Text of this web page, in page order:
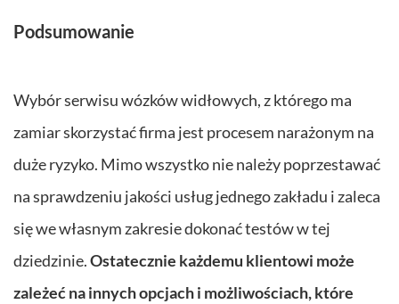
Podsumowanie
Wybór serwisu wózków widłowych, z którego ma
zamiar skorzystać firma jest procesem narażonym na
duże ryzyko. Mimo wszystko nie należy poprzestawać
na sprawdzeniu jakości usług jednego zakładu i zaleca
się we własnym zakresie dokonać testów w tej
dziedzinie.Ostatecznie każdemu klientowi może
zależeć na innych opcjach i możliwościach, które